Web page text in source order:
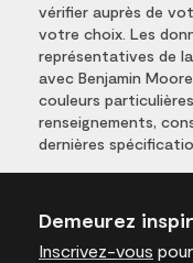
vérifier auprès de
votre choix. Les
représentatives de
avec Benjamin
couleurs
renseignements,
dernières
Demeurez
Inscrivez-vous